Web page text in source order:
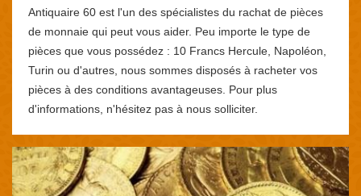
Antiquaire 60 est l'un des spécialistes du rachat de pièces
de monnaie qui peut vous aider. Peu importe le type de
pièces que vous possédez : 10 Francs Hercule, Napoléon,
Turin ou d'autres, nous sommes disposés à racheter vos
pièces à des conditions avantageuses. Pour plus
d'informations, n'hésitez pas à nous solliciter.